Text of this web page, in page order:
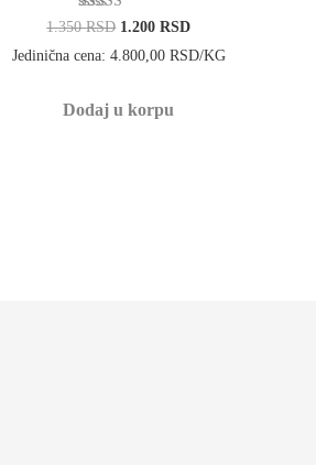
Ocenjeno sa
od 5
1.350RSD Originalna
je
1.350 RSD.
1.200RSDTrenutna
je:
Jedinična cena: 4.800,00 RSD/KG
Dodaj u korpu